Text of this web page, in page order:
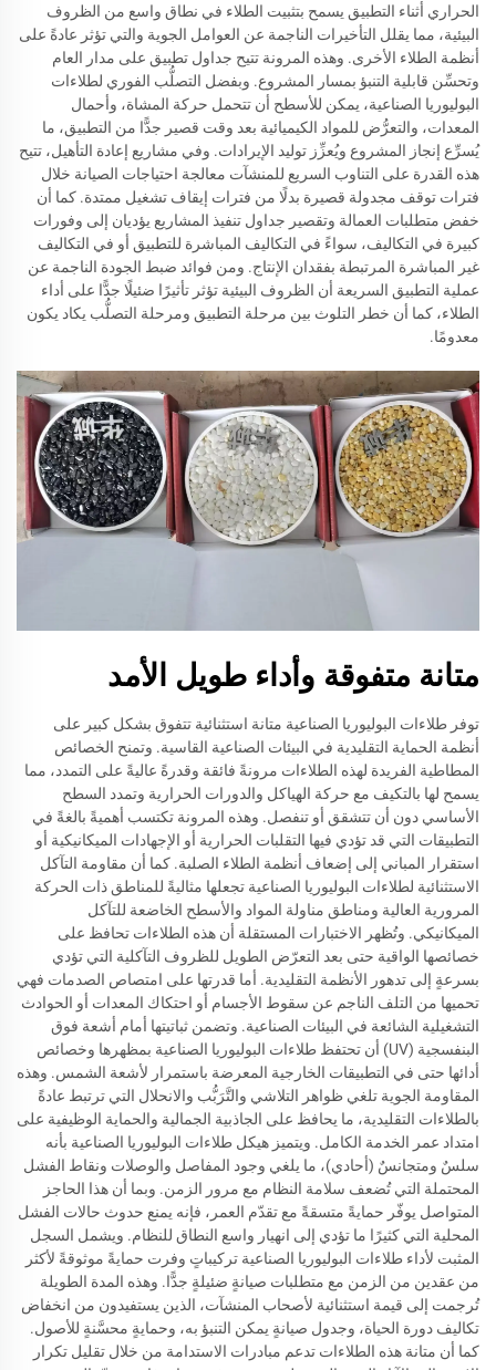
الحراري أثناء التطبيق يسمح بتثبيت الطلاء في نطاق واسع من الظروف
البيئية، مما يقلل التأخيرات الناجمة عن العوامل الجوية والتي تؤثر عادةً على
أنظمة الطلاء الأخرى. وهذه المرونة تتيح جداول تطبيق على مدار العام
وتحسِّن قابلية التنبؤ بمسار المشروع. وبفضل التصلُّب الفوري لطلاءات
البوليوريا الصناعية، يمكن للأسطح أن تتحمل حركة المشاة، وأحمال
المعدات، والتعرُّض للمواد الكيميائية بعد وقت قصير جدًّا من التطبيق، ما
يُسرِّع إنجاز المشروع ويُعزِّز توليد الإيرادات. وفي مشاريع إعادة التأهيل، تتيح
هذه القدرة على التناوب السريع للمنشآت معالجة احتياجات الصيانة خلال
فترات توقف مجدولة قصيرة بدلًا من فترات إيقاف تشغيل ممتدة. كما أن
خفض متطلبات العمالة وتقصير جداول تنفيذ المشاريع يؤديان إلى وفورات
كبيرة في التكاليف، سواءً في التكاليف المباشرة للتطبيق أو في التكاليف
غير المباشرة المرتبطة بفقدان الإنتاج. ومن فوائد ضبط الجودة الناجمة عن
عملية التطبيق السريعة أن الظروف البيئية تؤثر تأثيرًا ضئيلًا جدًّا على أداء
الطلاء، كما أن خطر التلوث بين مرحلة التطبيق ومرحلة التصلُّب يكاد يكون
معدومًا.
متانة متفوقة وأداء طويل الأمد
توفر طلاءات البوليوريا الصناعية متانة استثنائية تتفوق بشكل كبير على
أنظمة الحماية التقليدية في البيئات الصناعية القاسية. وتمنح الخصائص
المطاطية الفريدة لهذه الطلاءات مرونةً فائقة وقدرةً عاليةً على التمدد، مما
يسمح لها بالتكيف مع حركة الهياكل والدورات الحرارية وتمدد السطح
الأساسي دون أن تتشقق أو تنفصل. وهذه المرونة تكتسب أهميةً بالغةً في
التطبيقات التي قد تؤدي فيها التقلبات الحرارية أو الإجهادات الميكانيكية أو
استقرار المباني إلى إضعاف أنظمة الطلاء الصلبة. كما أن مقاومة التآكل
الاستثنائية لطلاءات البوليوريا الصناعية تجعلها مثاليةً للمناطق ذات الحركة
المرورية العالية ومناطق مناولة المواد والأسطح الخاضعة للتآكل
الميكانيكي. وتُظهر الاختبارات المستقلة أن هذه الطلاءات تحافظ على
خصائصها الواقية حتى بعد التعرّض الطويل للظروف التآكلية التي تؤدي
بسرعةٍ إلى تدهور الأنظمة التقليدية. أما قدرتها على امتصاص الصدمات فهي
تحميها من التلف الناجم عن سقوط الأجسام أو احتكاك المعدات أو الحوادث
التشغيلية الشائعة في البيئات الصناعية. وتضمن ثباتيتها أمام أشعة فوق
البنفسجية (UV) أن تحتفظ طلاءات البوليوريا الصناعية بمظهرها وخصائص
أدائها حتى في التطبيقات الخارجية المعرضة باستمرار لأشعة الشمس. وهذه
المقاومة الجوية تلغي ظواهر التلاشي والتَّرَبُّب والانحلال التي ترتبط عادةً
بالطلاءات التقليدية، ما يحافظ على الجاذبية الجمالية والحماية الوظيفية على
امتداد عمر الخدمة الكامل. ويتميز هيكل طلاءات البوليوريا الصناعية بأنه
سلسٌ ومتجانسٌ (أحادي)، ما يلغي وجود المفاصل والوصلات ونقاط الفشل
المحتملة التي تُضعف سلامة النظام مع مرور الزمن. وبما أن هذا الحاجز
المتواصل يوفّر حمايةً متسقةً مع تقدّم العمر، فإنه يمنع حدوث حالات الفشل
المحلية التي كثيرًا ما تؤدي إلى انهيار واسع النطاق للنظام. ويشمل السجل
المثبت لأداء طلاءات البوليوريا الصناعية تركيباتٍ وفرت حمايةً موثوقةً لأكثر
من عقدين من الزمن مع متطلبات صيانةٍ ضئيلةٍ جدًّا. وهذه المدة الطويلة
تُرجمت إلى قيمة استثنائية لأصحاب المنشآت، الذين يستفيدون من انخفاض
تكاليف دورة الحياة، وجدول صيانةٍ يمكن التنبؤ به، وحمايةٍ محسَّنةٍ للأصول.
كما أن متانة هذه الطلاءات تدعم مبادرات الاستدامة من خلال تقليل تكرار